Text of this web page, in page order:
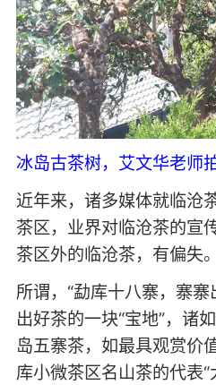
冰岛古茶树， 艾文华老师
近年来，诸多媒体就临沧
茶区，业界对临沧茶的宣
茶区外的临沧茶，有偏失。
所谓，“勐库十八寨，寨
出好茶的一块“宝地”，诸
岛五寨茶，如最具观赏价
库小微茶区名山茶的代表“